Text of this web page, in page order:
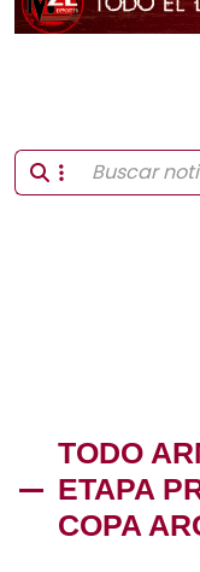
TODO
ETAPA
COPA